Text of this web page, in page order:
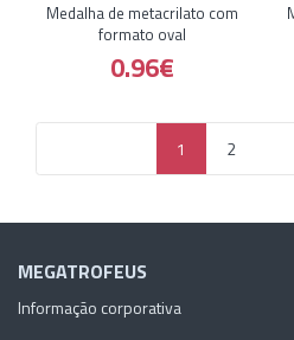
Medalha de metacrilato com
formato oval
0.96€
1 2
MEGATROFEUS
Informação corporativa